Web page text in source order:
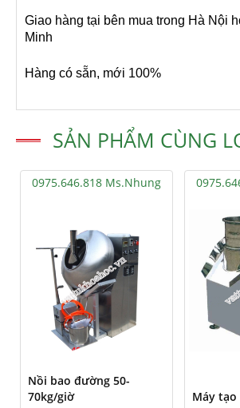
Giao hàng tại bên mua trong Hà Nội
Minh
Hàng có sẵn, mới 100%
SẢN PHẨM CÙNG
0975.646.818 Ms.Nhung
Nồi bao đường 50-
70kg/giờ
Máy